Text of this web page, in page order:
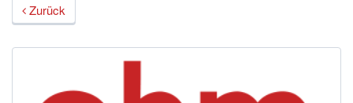
Zurück